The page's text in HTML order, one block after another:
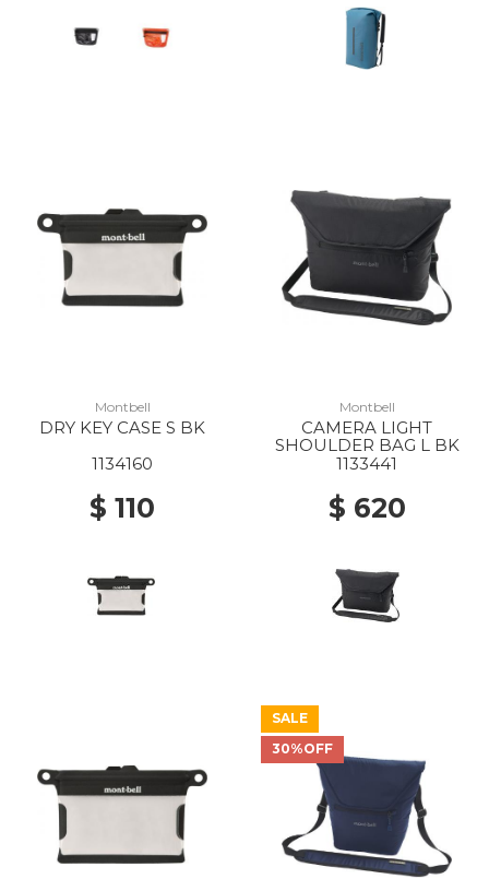
Montbell
DRY KEY CASE S BK
1134160
$ 110
Montbell
CAMERA LIGHT
SHOULDER BAG L BK
1133441
$ 620
SALE
30%OFF